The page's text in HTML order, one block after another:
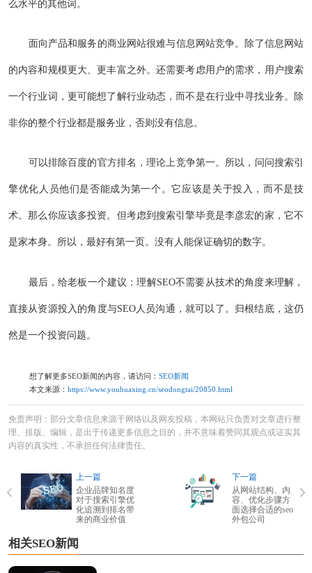
么水平的其他词。
面向产品和服务的商业网站很难与信息网站竞争。除了信息网站
的内容和规模更大、更丰富之外。还需要考虑用户的需求，用户搜索
一个行业词，更可能想了解行业动态，而不是在行业中寻找业务。除
非你的整个行业都是服务业，否则没有信息。
可以排除百度的官方排名，理论上竞争第一。所以，问问搜索引
擎优化人员他们是否能成为第一个。它应该是关于投入，而不是技
术。那么你应该多投资。但考虑到搜索引擎毕竟是李彦宏的家，它不
是家本身。所以，最好有第一页。没有人能保证确切的数字。
最后，给老板一个建议：理解SEO不需要从技术的角度来理解，
直接从资源投入的角度与SEO人员沟通，就可以了。归根结底，这仍
然是一个投资问题。
想了解更多SEO新闻的内容，请访问： SEO新闻
本文来源： https://www.youhuaxing.cn/seodongtai/20850.html
免责声明：部分文章信息来源于网络以及网友投稿，本网站只负责对文章进行整
理、排版、编辑，是出于传递更多信息之目的，并不意味着赞同其观点或证实其
内容的真实性，不承担任何法律责任。
上一篇
企业品牌知名度
对于搜索引擎优
化追溯到排名带
来的商业价值
下一篇
从网站结构、内
容、优化步骤方
面选择合适的seo
外包公司
相关SEO新闻